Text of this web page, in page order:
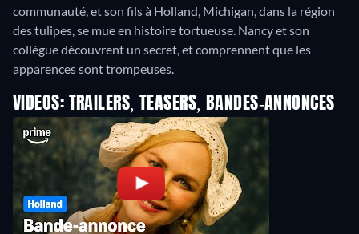
communauté, et son fils à Holland, Michigan, dans la région
des tulipes, se mue en histoire tortueuse. Nancy et son
collègue découvrent un secret, et comprennent que les
apparences sont trompeuses.
VIDEOS: TRAILERS, TEASERS, BANDES-ANNONCES